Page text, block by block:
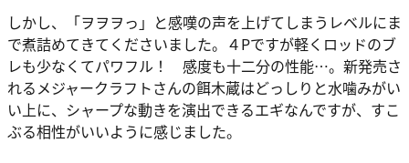
しかし、「ヲヲヲっ」と感嘆の声を上げてしまうレベルにま
で煮詰めてきてくださいました。４Pですが軽くロッドのブ
レも少なくてパワフル！ 感度も十二分の性能…。新発売さ
れるメジャークラフトさんの餌木蔵はどっしりと水噛みがい
い上に、シャープな動きを演出できるエギなんですが、すこ
ぶる相性がいいように感じました。